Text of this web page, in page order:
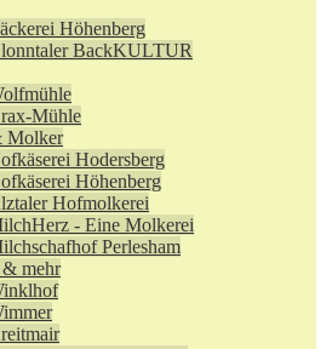
Höhenberg
BackKULTUR
Mühle
Molker
Hodersberg
Höhenberg
Hofmolkerei
- Eine Molkerei
Perlesham
mehr